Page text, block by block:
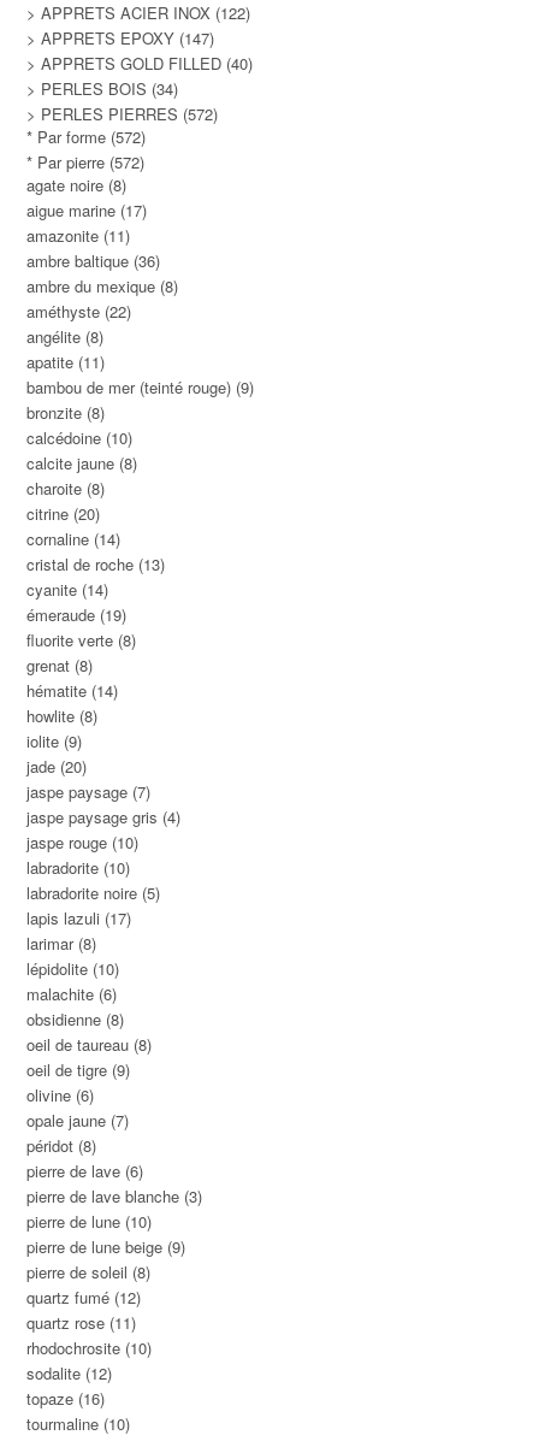
> APPRETS ACIER INOX (122)
> APPRETS EPOXY (147)
> APPRETS GOLD FILLED (40)
> PERLES BOIS (34)
> PERLES PIERRES (572)
* Par forme (572)
* Par pierre (572)
agate noire (8)
aigue marine (17)
amazonite (11)
ambre baltique (36)
ambre du mexique (8)
améthyste (22)
angélite (8)
apatite (11)
bambou de mer (teinté rouge) (9)
bronzite (8)
calcédoine (10)
calcite jaune (8)
charoite (8)
citrine (20)
cornaline (14)
cristal de roche (13)
cyanite (14)
émeraude (19)
fluorite verte (8)
grenat (8)
hématite (14)
howlite (8)
iolite (9)
jade (20)
jaspe paysage (7)
jaspe paysage gris (4)
jaspe rouge (10)
labradorite (10)
labradorite noire (5)
lapis lazuli (17)
larimar (8)
lépidolite (10)
malachite (6)
obsidienne (8)
oeil de taureau (8)
oeil de tigre (9)
olivine (6)
opale jaune (7)
péridot (8)
pierre de lave (6)
pierre de lave blanche (3)
pierre de lune (10)
pierre de lune beige (9)
pierre de soleil (8)
quartz fumé (12)
quartz rose (11)
rhodochrosite (10)
sodalite (12)
topaze (16)
tourmaline (10)